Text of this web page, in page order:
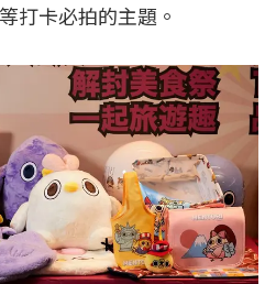
打卡必拍的主題。